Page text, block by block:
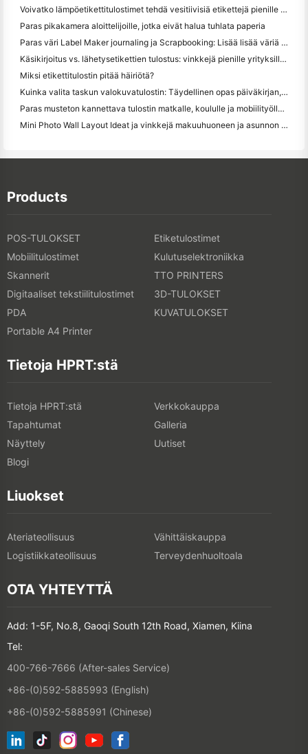
Voivatko lämpöetikettitulostimet tehdä vesitiivisiä etikettejä pienille yritystuotteille?
Paras pikakamera aloittelijoille, jotka eivät halua tuhlata paperia
Paras väri Label Maker journaling ja Scrapbooking: Lisää lisää väriä jokaiselle sivulle
Käsikirjoitus vs. lähetysetikettien tulostus: vinkkejä pienille yrityksille vuonna 2026
Miksi etikettitulostin pitää häiriötä?
Kuinka valita taskun valokuvatulostin: Täydellinen opas päiväkirjan, matkan ja iPhone-käyttäjille
Paras musteton kannettava tulostin matkalle, koululle ja mobiilityölle: Hanin MT620 Pro Review
Mini Photo Wall Layout Ideat ja vinkkejä makuuhuoneen ja asunnon koristelu
Products
POS-TULOKSET
Etiketulostimet
Mobiilitulostimet
Kulutuselektroniikka
Skannerit
TTO PRINTERS
Digitaaliset tekstiilitulostimet
3D-TULOKSET
PDA
KUVATULOKSET
Portable A4 Printer
Tietoja HPRT:stä
Tietoja HPRT:stä
Verkkokauppa
Tapahtumat
Galleria
Näyttely
Uutiset
Blogi
Liuokset
Ateriateollisuus
Vähittäiskauppa
Logistiikkateollisuus
Terveydenhuoltoala
OTA YHTEYTTÄ
Add: 1-5F, No.8, Gaoqi South 12th Road, Xiamen, Kiina
Tel:
400-766-7666 (After-sales Service)
+86-(0)592-5885993 (English)
+86-(0)592-5885991 (Chinese)